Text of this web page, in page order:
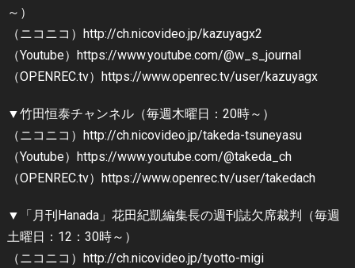
～）
（ニコニコ）http://ch.nicovideo.jp/kazuyagx2
（Youtube）https://www.youtube.com/@w_s_journal
（OPENREC.tv）https://www.openrec.tv/user/kazuyagx
▼竹田恒泰チャンネル（毎週木曜日：20時～）
（ニコニコ）http://ch.nicovideo.jp/takeda-tsuneyasu
（Youtube）https://www.youtube.com/@takeda_ch
（OPENREC.tv）https://www.openrec.tv/user/takedach
▼「月刊Hanada」花田紀凱編集長の週刊誌欠席裁判（毎週
土曜日：12：30時～）
（ニコニコ）http://ch.nicovideo.jp/tyotto-migi